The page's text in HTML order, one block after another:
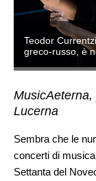
Teodor
greco-russo, è
Lucerna
Sembra che le
concerti di
Settanta del